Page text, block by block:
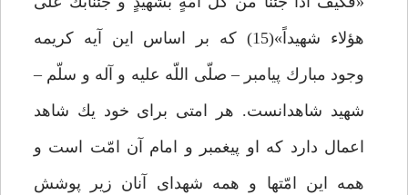
هؤلاء شهيداً»(15) كه بر اساس اين آيه كريمه
وجود مبارك پيامبر – صلّى اللّه عليه و آله و سلّم –
شهيد شاهدانست. هر امتى براى خود يك شاهد
اعمال دارد كه او پيغمبر و امام آن امّت است و
همه اين امّت‏ها و همه شهداى آنان زير پوشش